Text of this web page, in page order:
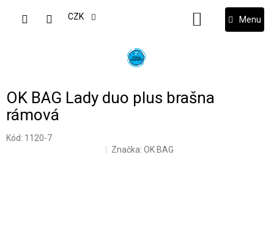
CZK
NÁKUPNÍ
KOŠÍK
OK BAG Lady duo plus brašna
rámová
Kód: 1120-7
Značka: OK BAG